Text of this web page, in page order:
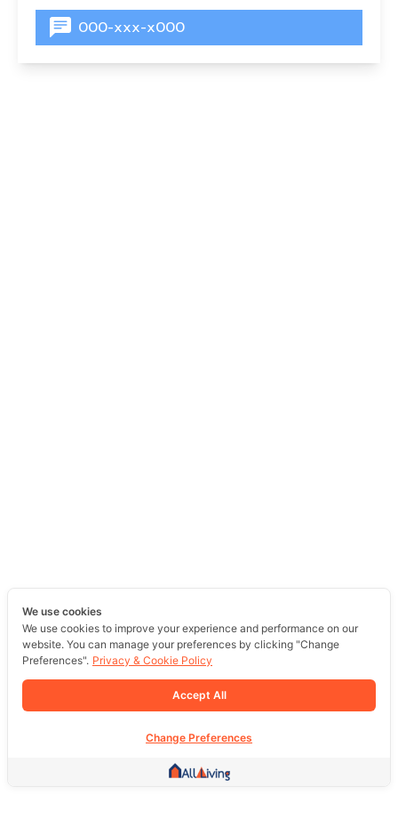
000-xxx-x000
We use cookies
We use cookies to improve your experience and performance on our
website. You can manage your preferences by clicking "Change
Preferences". Privacy & Cookie Policy
Accept All
Change Preferences